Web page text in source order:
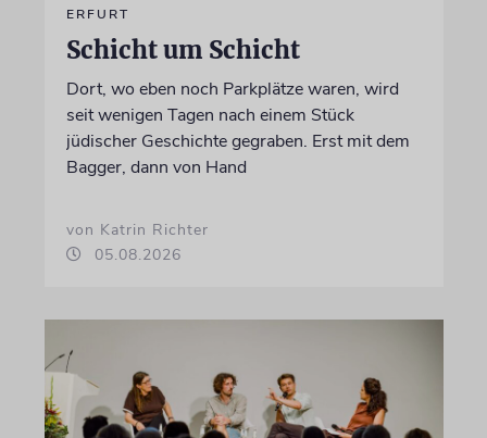
ERFURT
Schicht um Schicht
Dort, wo eben noch Parkplätze waren, wird
seit wenigen Tagen nach einem Stück
jüdischer Geschichte gegraben. Erst mit dem
Bagger, dann von Hand
von Katrin Richter
05.08.2026